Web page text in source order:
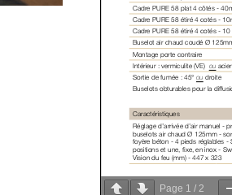
Page 1 / 2